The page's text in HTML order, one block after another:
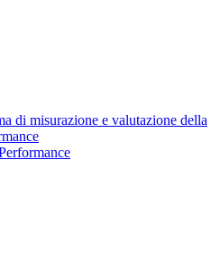
di misurazione e valutazione della